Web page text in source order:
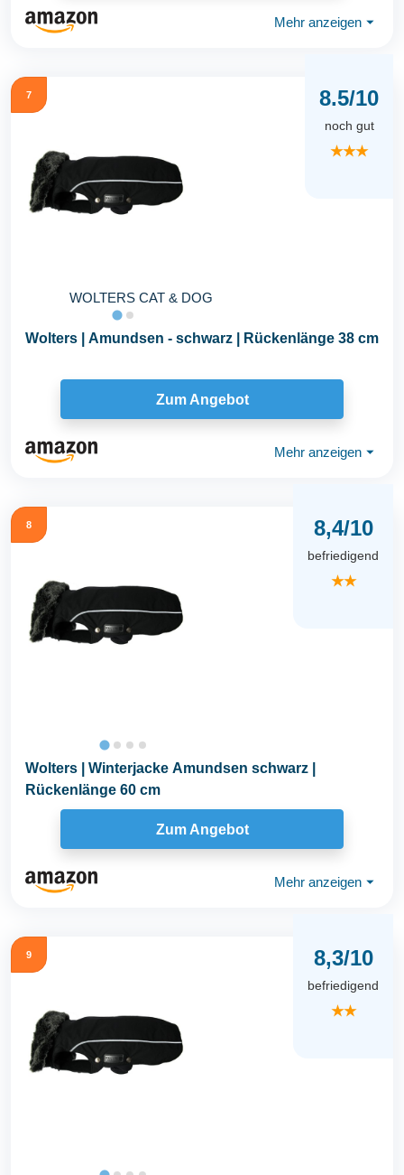
Mehr anzeigen ⏷
7
WOLTERS CAT & DOG
8.5/10
noch gut
★★★
Wolters | Amundsen - schwarz | Rückenlänge 38 cm
Zum Angebot
Mehr anzeigen ⏷
8 8,4/10
befriedigend
★★
Wolters | Winterjacke Amundsen schwarz |
Rückenlänge 60 cm
Zum Angebot
Mehr anzeigen ⏷
9 8,3/10
befriedigend
★★